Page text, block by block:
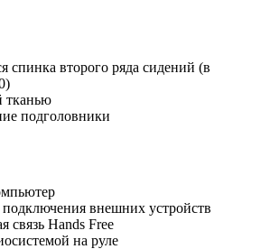
спинка второго ряда сидений (в
тканью
подголовники
внешних устройств
связь Hands Free
на руле